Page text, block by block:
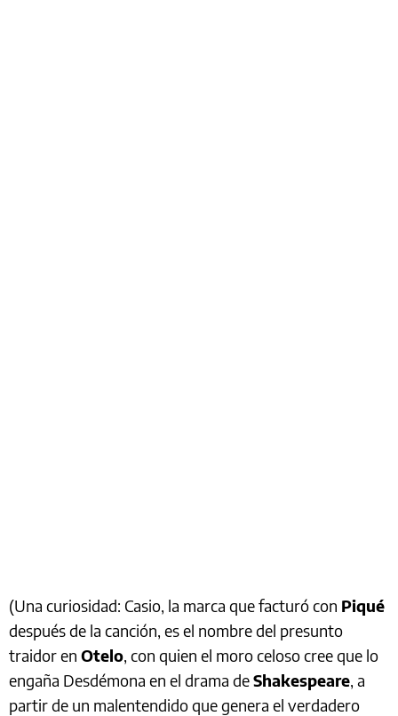
(Una curiosidad: Casio, la marca que facturó con Piqué
después de la canción, es el nombre del presunto
traidor en Otelo, con quien el moro celoso cree que lo
engaña Desdémona en el drama deShakespeare, a
partir de un malentendido que genera el verdadero